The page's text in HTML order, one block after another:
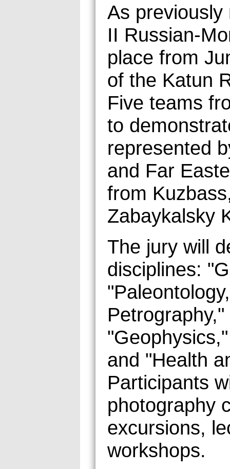
As previously
II Russian-
place from
of the Katun
Five teams
to
represented
and Far
from
Zabaykalsky
The jury will
disciplines:
and "Health
Participants
photography
excursions,
workshops.